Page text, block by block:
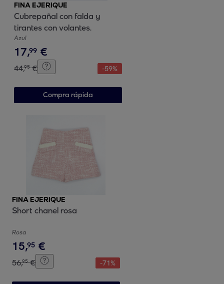
FINA EJERIQUE
Cubrepañal con falda y
tirantes con volantes.
Azul
17,99 €
44,95 € -59%
Compra rápida
FINA EJERIQUE
Short chanel rosa
Rosa
15,95 €
56,95 € -71%